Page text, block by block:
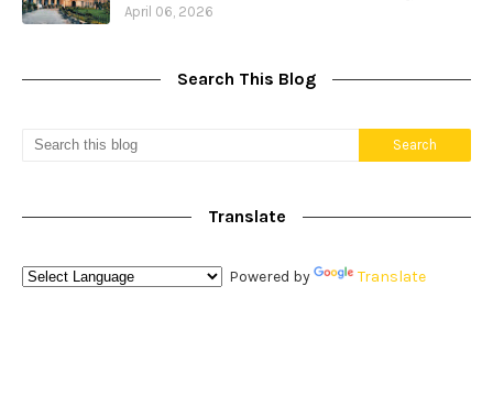
April 06, 2026
Search This Blog
Translate
Powered by Translate